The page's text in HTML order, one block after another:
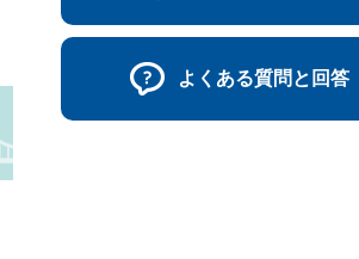
よくある質問と回答